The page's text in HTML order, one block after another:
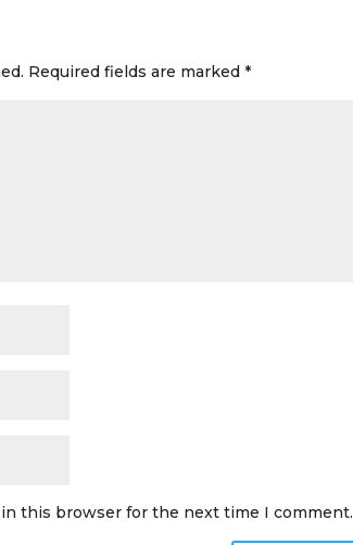
Required fields are marked *
this browser for the next time I comment.